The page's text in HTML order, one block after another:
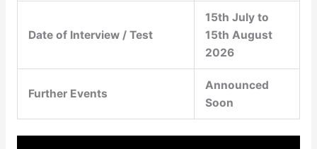
Date of Interview / Test
15th July to
15th August
2026
Further Events
Announced
Soon